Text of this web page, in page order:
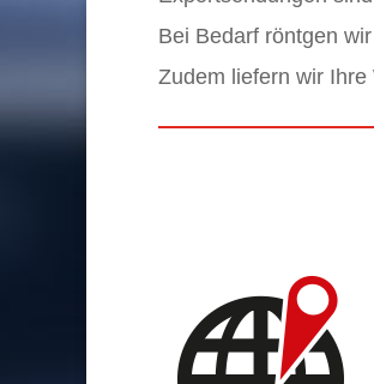
Bei Bedarf röntgen
Zudem liefern wir